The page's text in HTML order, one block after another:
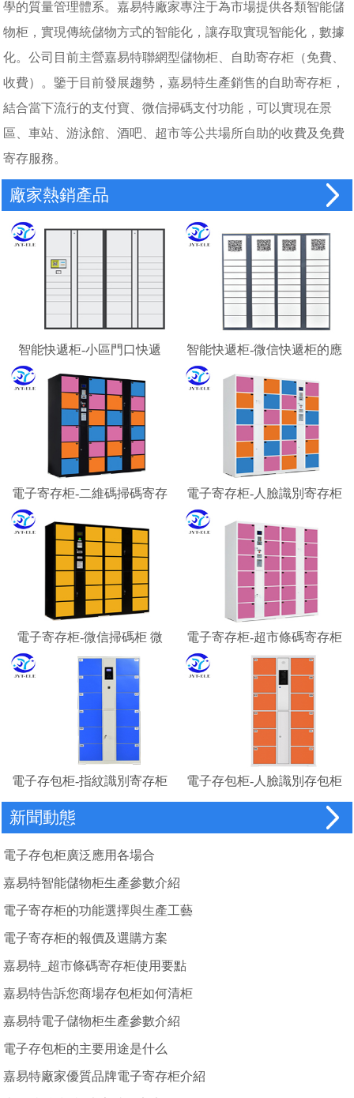
學的質量管理體系。嘉易特廠家專注于為市場提供各類智能儲
物柜，實現傳統儲物方式的智能化，讓存取實現智能化，數據
化。公司目前主營嘉易特聯網型儲物柜、自助寄存柜（免費、
收費）。鑒于目前發展趨勢，嘉易特生產銷售的自助寄存柜，
結合當下流行的支付寶、微信掃碼支付功能，可以實現在景
區、車站、游泳館、酒吧、超市等公共場所自助的收費及免費
寄存服務。
廠家熱銷產品
智能快遞柜-小區門口快遞
柜-校園快遞柜
智能快遞柜-微信快遞柜的應
用場景
電子寄存柜-二維碼掃碼寄存
電子寄存柜-人臉識別寄存柜
智能寄存柜廠家
電子寄存柜-微信掃碼柜 微
信聯網寄存柜 微信收費柜
嘉易特電子科技
電子寄存柜-超市條碼寄存柜
景區游客行李寄存柜
電子存包柜-指紋識別寄存柜
廠家
電子存包柜-人臉識別存包柜
新聞動態
電子存包柜廣泛應用各場合
嘉易特智能儲物柜生產參數介紹
電子寄存柜的功能選擇與生產工藝
電子寄存柜的報價及選購方案
嘉易特_超市條碼寄存柜使用要點
嘉易特告訴您商場存包柜如何清柜
嘉易特電子儲物柜生產參數介紹
電子存包柜的主要用途是什么
嘉易特廠家優質品牌電子寄存柜介紹